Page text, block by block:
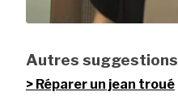
Autres suggestions
Réparer un jean troué